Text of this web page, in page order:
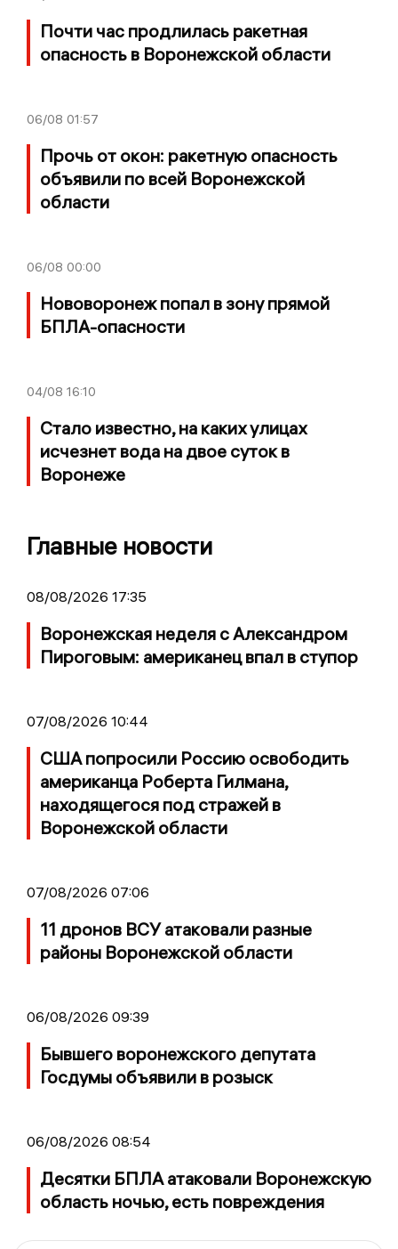
Почти час продлилась ракетная
опасность в Воронежской области
06/08 01:57
Прочь от окон: ракетную опасность
объявили по всей Воронежской
области
06/08 00:00
Нововоронеж попал в зону прямой
БПЛА-опасности
04/08 16:10
Стало известно, на каких улицах
исчезнет вода на двое суток в
Воронеже
Главные новости
08/08/2026 17:35
Воронежская неделя с Александром
Пироговым: американец впал в ступор
07/08/2026 10:44
США попросили Россию освободить
американца Роберта Гилмана,
находящегося под стражей в
Воронежской области
07/08/2026 07:06
11 дронов ВСУ атаковали разные
районы Воронежской области
06/08/2026 09:39
Бывшего воронежского депутата
Госдумы объявили в розыск
06/08/2026 08:54
Десятки БПЛА атаковали Воронежскую
область ночью, есть повреждения